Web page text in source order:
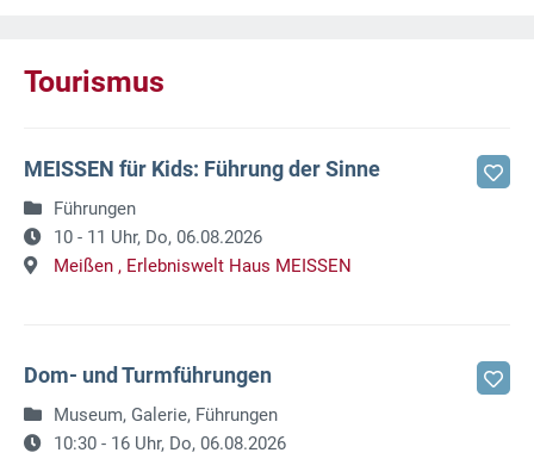
Tourismus
MEISSEN für Kids: Führung der Sinne
Führungen
10 - 11 Uhr, Do, 06.08.2026
Meißen , Erlebniswelt Haus MEISSEN
Dom- und Turmführungen
Museum, Galerie, Führungen
10:30 - 16 Uhr, Do, 06.08.2026